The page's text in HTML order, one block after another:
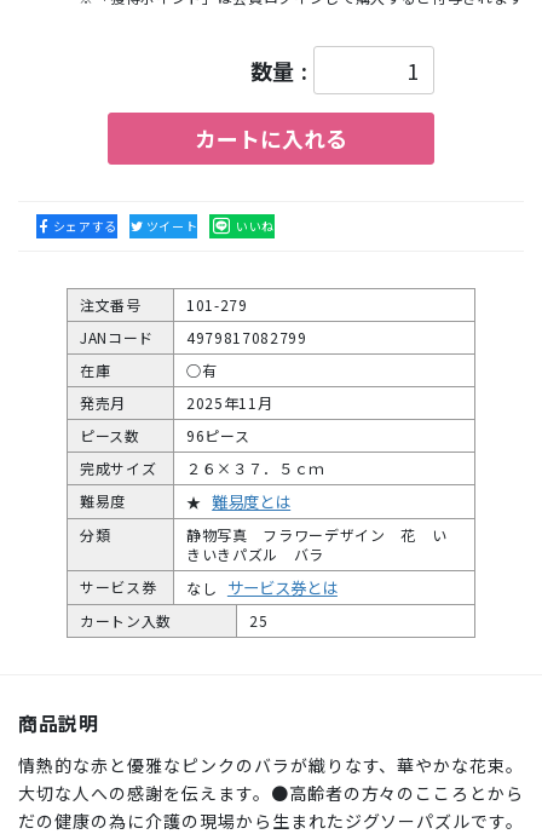
数量 :
カートに入れる
シェアする ツイート いいね
注文番号
101-279
JANコード
4979817082799
在庫
○有
発売月
2025年11月
ピース数
96ピース
完成サイズ
２６×３７．５ｃｍ
難易度
★ 難易度とは
分類
静物写真 フラワーデザイン 花 い
きいきパズル バラ
サービス券
なし サービス券とは
カートン入数 25
商品説明
情熱的な赤と優雅なピンクのバラが織りなす、華やかな花束。
大切な人への感謝を伝えます。●高齢者の方々のこころとから
だの健康の為に介護の現場から生まれたジグソーパズルです。